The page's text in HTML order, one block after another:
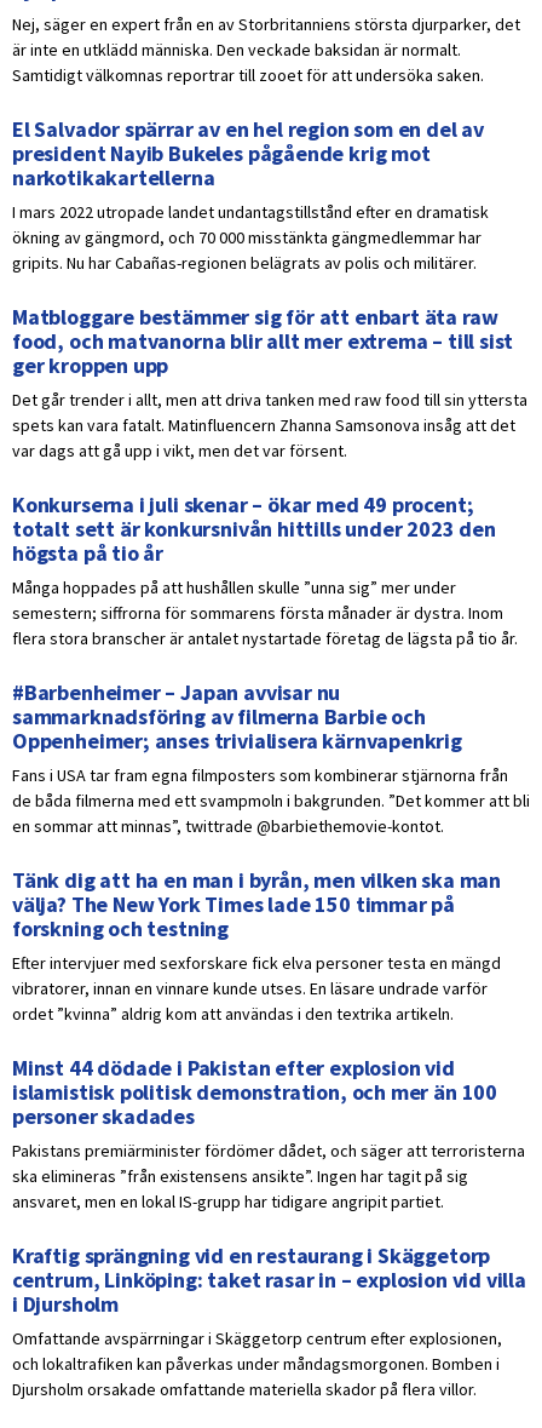
Nej, säger en expert från en av Storbritanniens största djurparker, det
är inte en utklädd människa. Den veckade baksidan är normalt.
Samtidigt välkomnas reportrar till zooet för att undersöka saken.
El Salvador spärrar av en hel region som en del av
president Nayib Bukeles pågående krig mot
narkotikakartellerna
I mars 2022 utropade landet undantagstillstånd efter en dramatisk
ökning av gängmord, och 70 000 misstänkta gängmedlemmar har
gripits. Nu har Cabañas-regionen belägrats av polis och militärer.
Matbloggare bestämmer sig för att enbart äta raw
food, och matvanorna blir allt mer extrema – till sist
ger kroppen upp
Det går trender i allt, men att driva tanken med raw food till sin yttersta
spets kan vara fatalt. Matinfluencern Zhanna Samsonova insåg att det
var dags att gå upp i vikt, men det var försent.
Konkurserna i juli skenar – ökar med 49 procent;
totalt sett är konkursnivån hittills under 2023 den
högsta på tio år
Många hoppades på att hushållen skulle ”unna sig” mer under
semestern; siffrorna för sommarens första månader är dystra. Inom
flera stora branscher är antalet nystartade företag de lägsta på tio år.
#Barbenheimer – Japan avvisar nu
sammarknadsföring av filmerna Barbie och
Oppenheimer; anses trivialisera kärnvapenkrig
Fans i USA tar fram egna filmposters som kombinerar stjärnorna från
de båda filmerna med ett svampmoln i bakgrunden. ”Det kommer att bli
en sommar att minnas”, twittrade @barbiethemovie-kontot.
Tänk dig att ha en man i byrån, men vilken ska man
välja? The New York Times lade 150 timmar på
forskning och testning
Efter intervjuer med sexforskare fick elva personer testa en mängd
vibratorer, innan en vinnare kunde utses. En läsare undrade varför
ordet ”kvinna” aldrig kom att användas i den textrika artikeln.
Minst 44 dödade i Pakistan efter explosion vid
islamistisk politisk demonstration, och mer än 100
personer skadades
Pakistans premiärminister fördömer dådet, och säger att terroristerna
ska elimineras ”från existensens ansikte”. Ingen har tagit på sig
ansvaret, men en lokal IS-grupp har tidigare angripit partiet.
Kraftig sprängning vid en restaurang i Skäggetorp
centrum, Linköping: taket rasar in – explosion vid villa
i Djursholm
Omfattande avspärrningar i Skäggetorp centrum efter explosionen,
och lokaltrafiken kan påverkas under måndagsmorgonen. Bomben i
Djursholm orsakade omfattande materiella skador på flera villor.